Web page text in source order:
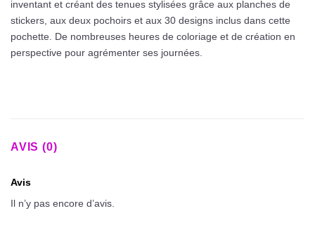
inventant et créant des tenues stylisées grâce aux planches de
stickers, aux deux pochoirs et aux 30 designs inclus dans cette
pochette. De nombreuses heures de coloriage et de création en
perspective pour agrémenter ses journées.
AVIS (0)
Avis
Il n’y pas encore d’avis.